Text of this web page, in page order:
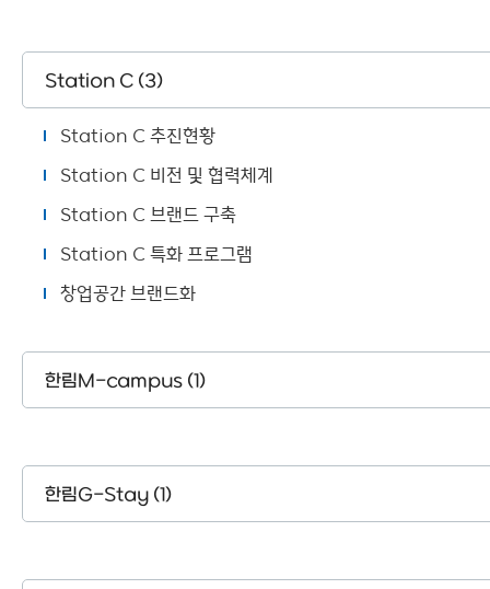
Station C (3)
Station C 추진현황
Station C 비전 및 협력체계
Station C 브랜드 구축
Station C 특화 프로그램
창업공간 브랜드화
한림M-campus (1)
한림G-Stay (1)